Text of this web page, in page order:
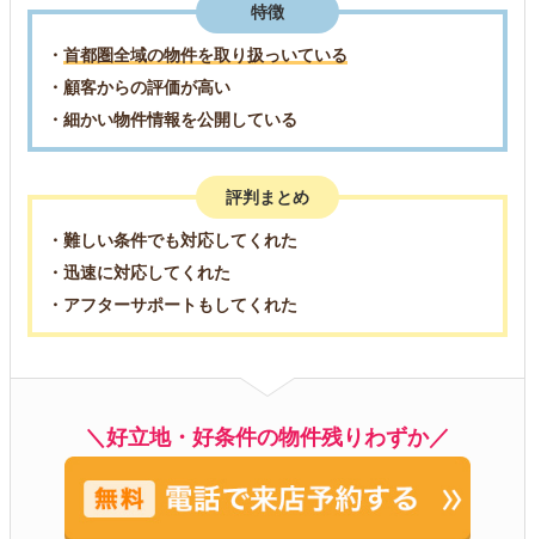
特徴
・ 首都圏全域の物件を取り扱っいている
・顧客からの評価が高い
・細かい物件情報を公開している
評判まとめ
・難しい条件でも対応してくれた
・迅速に対応してくれた
・アフターサポートもしてくれた
＼好立地・好条件の物件残りわずか／